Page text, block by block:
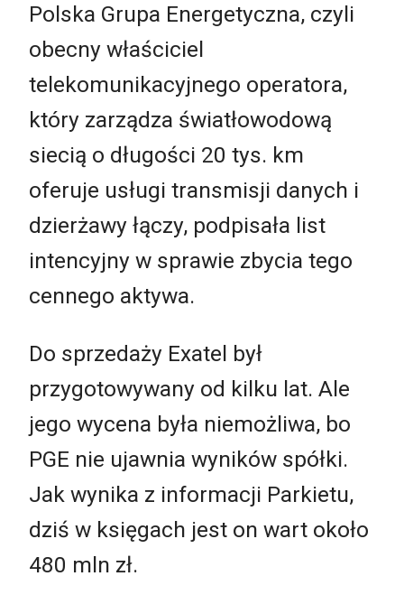
Polska Grupa Energetyczna, czyli
obecny właściciel
telekomunikacyjnego operatora,
który zarządza światłowodową
siecią o długości 20 tys. km
oferuje usługi transmisji danych i
dzierżawy łączy, podpisała list
intencyjny w sprawie zbycia tego
cennego aktywa.
Do sprzedaży Exatel był
przygotowywany od kilku lat. Ale
jego wycena była niemożliwa, bo
PGE nie ujawnia wyników spółki.
Jak wynika z informacji Parkietu,
dziś w księgach jest on wart około
480 mln zł.